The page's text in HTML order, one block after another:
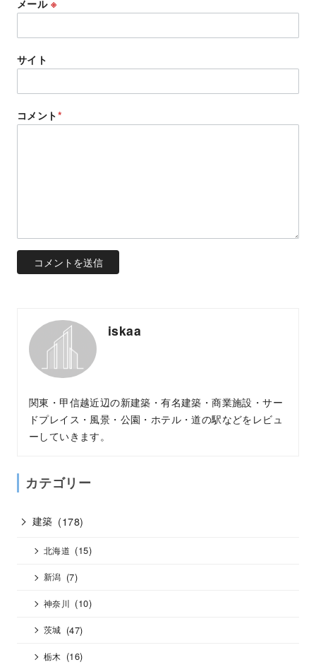
メール ※
サイト
コメント*
iskaa
関東・甲信越近辺の新建築・有名建築・商業施設・サー
ドプレイス・風景・公園・ホテル・道の駅などをレビュ
ーしていきます。
カテゴリー
建築 (178)
北海道 (15)
新潟 (7)
神奈川 (10)
茨城 (47)
栃木 (16)